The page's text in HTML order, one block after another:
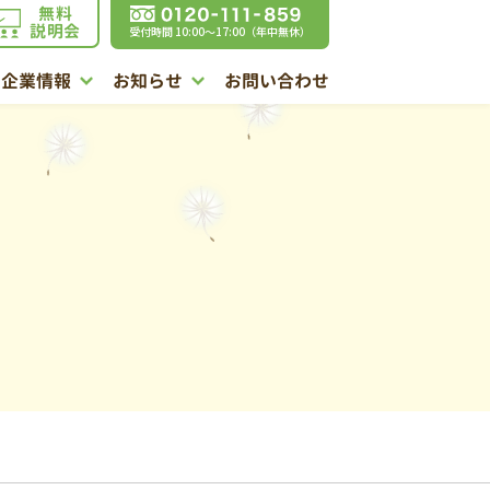
企業情報 お知らせ お問い合わせ
無料
説明会 受付時間 10:00〜17:00（年中無休）